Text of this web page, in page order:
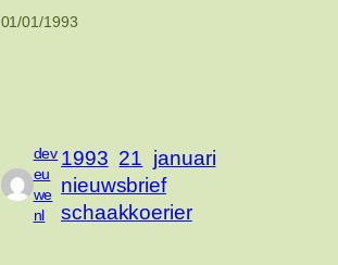
01/01/1993
dev
eu
we
nl
1993 21 januari
nieuwsbrief
schaakkoerier